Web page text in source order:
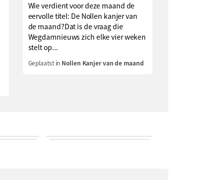
Wie verdient voor deze maand de
eervolle titel: De Nollen kanjer van
de maand?Dat is de vraag die
Wegdamnieuws zich elke vier weken
stelt op...
Geplaatst in Nollen Kanjer van de maand